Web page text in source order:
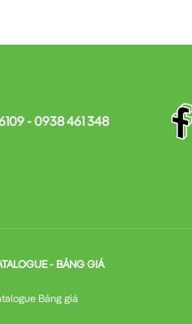
- 0938 461 348
- BẢNG GIÁ
Bảng giá